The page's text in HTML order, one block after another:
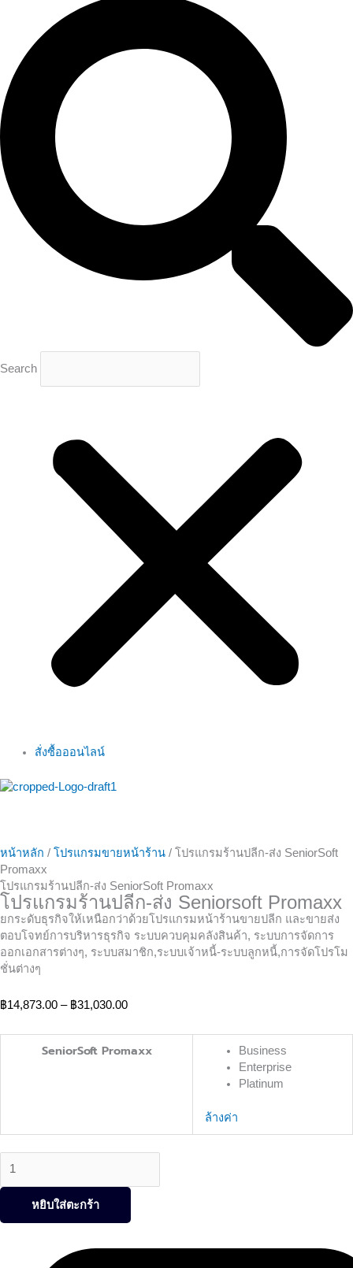
Search
สั่งซื้อออนไลน์
หน้าหลัก / โปรแกรมขายหน้าร้าน / โปรแกรมร้านปลีก-ส่ง SeniorSoft
Promaxx
โปรแกรมร้านปลีก-ส่ง SeniorSoft Promaxx
โปรแกรมร้านปลีก-ส่ง Seniorsoft Promaxx
ยกระดับธุรกิจให้เหนือกว่าด้วยโปรแกรมหน้าร้านขายปลีก และขายส่ง
ตอบโจทย์การบริหารธุรกิจ ระบบควบคุมคลังสินค้า, ระบบการจัดการ
ออกเอกสารต่างๆ, ระบบสมาชิก,ระบบเจ้าหนี้-ระบบลูกหนี้,การจัดโปรโม
ชั่นต่างๆ
฿14,873.00 – ฿31,030.00
SeniorSoft Promaxx
Business
Enterprise
Platinum
ล้างค่า
หยิบใส่ตะกร้า